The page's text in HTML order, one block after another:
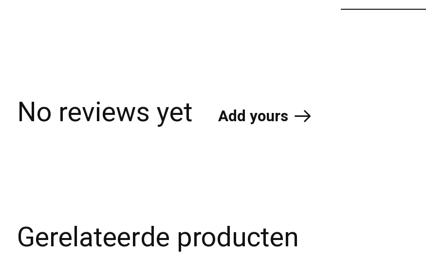
No reviews yet Add yours
Gerelateerde producten